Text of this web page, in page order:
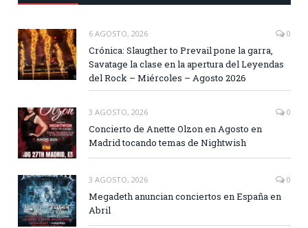
6 AGOSTO, 2026 0
Crónica: Slaugther to Prevail pone la garra,
Savatage la clase en la apertura del Leyendas
del Rock – Miércoles – Agosto 2026
3 AGOSTO, 2026 0
Concierto de Anette Olzon en Agosto en
Madrid tocando temas de Nightwish
3 AGOSTO, 2026 0
Megadeth anuncian conciertos en España en
Abril